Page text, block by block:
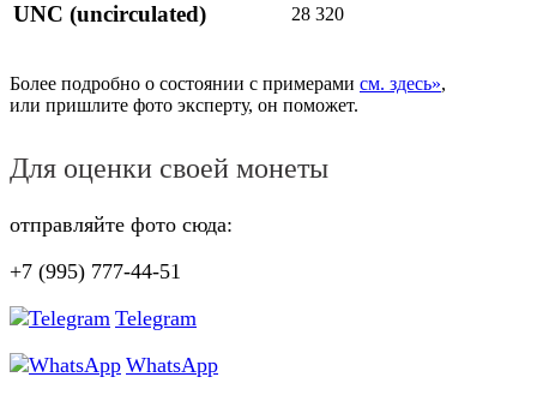
UNC (uncirculated) 28 320
Более подробно о состоянии с примерами см. здесь»,
или пришлите фото эксперту, он поможет.
Для оценки своей монеты
отправляйте фото сюда:
+7 (995) 777-44-51
Telegram
WhatsApp